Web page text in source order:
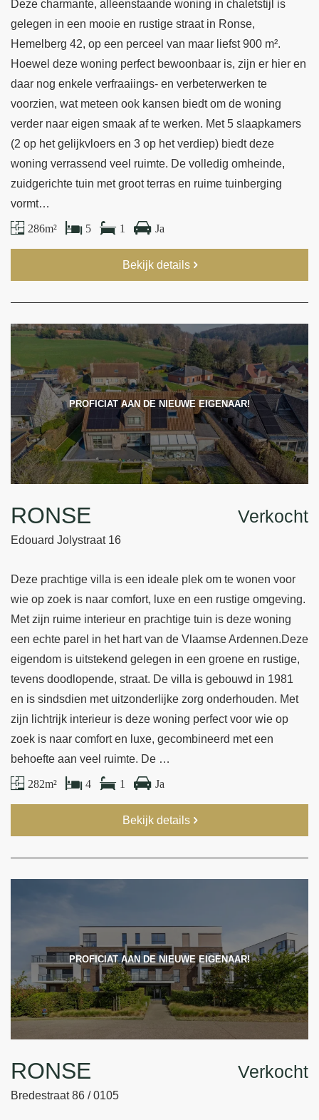
Deze charmante, alleenstaande woning in chaletstijl is
gelegen in een mooie en rustige straat in Ronse,
Hemelberg 42, op een perceel van maar liefst 900 m².
Hoewel deze woning perfect bewoonbaar is, zijn er hier en
daar nog enkele verfraaiings- en verbeterwerken te
voorzien, wat meteen ook kansen biedt om de woning
verder naar eigen smaak af te werken. Met 5 slaapkamers
(2 op het gelijkvloers en 3 op het verdiep) biedt deze
woning verrassend veel ruimte. De volledig omheinde,
zuidgerichte tuin met groot terras en ruime tuinberging
vormt…
286 m² 5 1 Ja
Bekijk details
PROFICIAT AAN DE NIEUWE EIGENAAR!
RONSE
Edouard Jolystraat 16
Verkocht
Deze prachtige villa is een ideale plek om te wonen voor
wie op zoek is naar comfort, luxe en een rustige omgeving.
Met zijn ruime interieur en prachtige tuin is deze woning
een echte parel in het hart van de Vlaamse Ardennen.Deze
eigendom is uitstekend gelegen in een groene en rustige,
tevens doodlopende, straat. De villa is gebouwd in 1981
en is sindsdien met uitzonderlijke zorg onderhouden. Met
zijn lichtrijk interieur is deze woning perfect voor wie op
zoek is naar comfort en luxe, gecombineerd met een
behoefte aan veel ruimte. De …
282 m² 4 1 Ja
Bekijk details
PROFICIAT AAN DE NIEUWE EIGENAAR!
RONSE
Bredestraat 86 / 0105
Verkocht